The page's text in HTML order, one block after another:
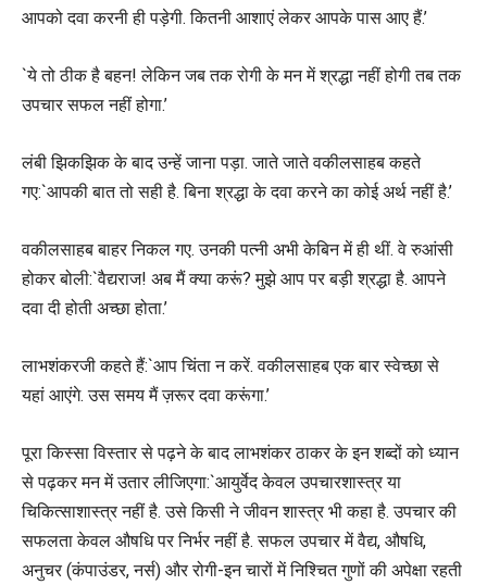
आपको दवा करनी ही पड़ेगी. कितनी आशाएं लेकर आपके पास आए हैं.’
`ये तो ठीक है बहन! लेकिन जब तक रोगी के मन में श्रद्धा नहीं होगी तब तक
उपचार सफल नहीं होगा.’
लंबी झिकझिक के बाद उन्हें जाना पड़ा. जाते जाते वकीलसाहब कहते
गए:`आपकी बात तो सही है. बिना श्रद्धा के दवा करने का कोई अर्थ नहीं है.’
वकीलसाहब बाहर निकल गए. उनकी पत्नी अभी केबिन में ही थीं. वे रुआंसी
होकर बोली:`वैद्यराज! अब मैं क्या करूं? मुझे आप पर बड़ी श्रद्धा है. आपने
दवा दी होती अच्छा होता.’
लाभशंकरजी कहते हैं:`आप चिंता न करें. वकीलसाहब एक बार स्वेच्छा से
यहां आएंगे. उस समय मैं ज़रूर दवा करूंगा.’
पूरा किस्सा विस्तार से पढ़ने के बाद लाभशंकर ठाकर के इन शब्दों को ध्यान
से पढ़कर मन में उतार लीजिएगा:`आयुर्वेद केवल उपचारशास्त्र या
चिकित्साशास्त्र नहीं है. उसे किसी ने जीवन शास्त्र भी कहा है. उपचार की
सफलता केवल औषधि पर निर्भर नहीं है. सफल उपचार में वैद्य, औषधि,
अनुचर (कंपाउंडर, नर्स) और रोगी-इन चारों में निश्चित गुणों की अपेक्षा रहती